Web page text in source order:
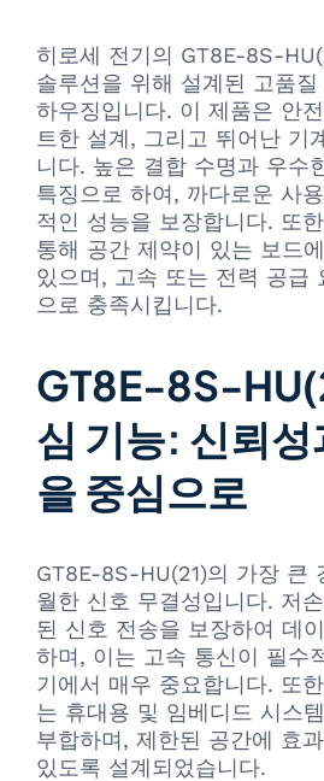
히로세 전기의 GT8E-8S-
솔루션을 위해 설계된 고품
하우징입니다. 이 제품은 안
트한 설계, 그리고 뛰어난 기
니다. 높은 결합 수명과 우수
특징으로 하여, 까다로운 사
적인 성능을 보장합니다. 또
통해 공간 제약이 있는 보드
있으며, 고속 또는 전력 공급
으로 충족시킵니다.
GT8E-8S-
심 기능: 신뢰성
을 중심으로
GT8E-8S-HU(21)의 가장 큰
월한 신호 무결성입니다. 저
된 신호 전송을 보장하여 데
하며, 이는 고속 통신이 필수
기에서 매우 중요합니다. 또
는 휴대용 및 임베디드 시스
부합하며, 제한된 공간에 효
있도록 설계되었습니다.